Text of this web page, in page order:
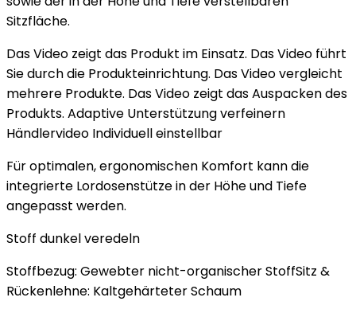
Sitzfläche.
Das Video zeigt das Produkt im Einsatz. Das Video führt
Sie durch die Produkteinrichtung. Das Video vergleicht
mehrere Produkte. Das Video zeigt das Auspacken des
Produkts. Adaptive Unterstützung verfeinern
Händlervideo Individuell einstellbar
Für optimalen, ergonomischen Komfort kann die
integrierte Lordosenstütze in der Höhe und Tiefe
angepasst werden.
Stoff dunkel veredeln
Stoffbezug: Gewebter nicht-organischer StoffSitz &
Rückenlehne: Kaltgehärteter Schaum